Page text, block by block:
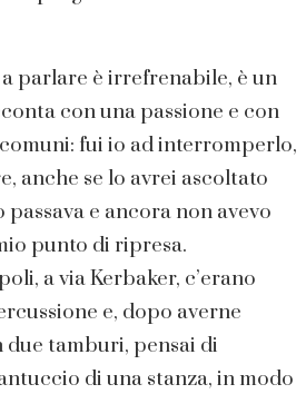
parlare è irrefrenabile, è un
con una passione e con
fui io ad interromperlo,
anche se lo avrei ascoltato
e ancora non avevo
punto di ripresa.
a via Kerbaker, c’erano
e, dopo averne
tamburi, pensai di
di una stanza, in modo